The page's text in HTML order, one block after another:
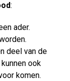
:
ader.
deel van de
ook
komen.